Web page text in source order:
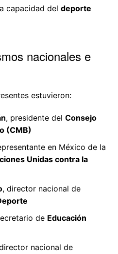
capacidad del deporte
nacionales e
estuvieron:
, presidente del Consejo
(CMB)
en México de la
Unidas contra la
, director nacional de
de Educación
nacional de